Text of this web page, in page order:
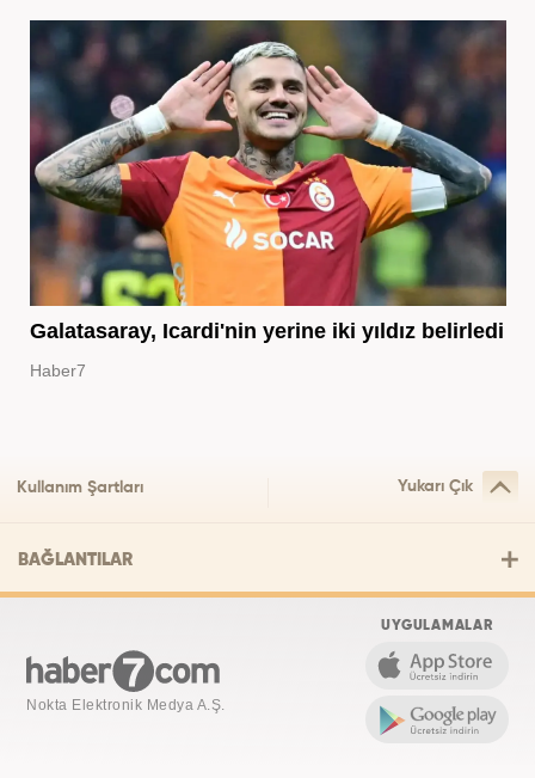
Galatasaray, Icardi'nin yerine iki yıldız belirledi
Haber7
Kullanım Şartları Yukarı Çık
BAĞLANTILAR
Nokta Elektronik Medya A.Ş.
UYGULAMALAR